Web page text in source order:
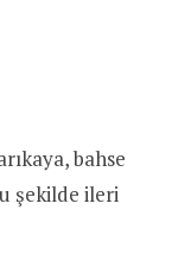
bahse
şekilde ileri